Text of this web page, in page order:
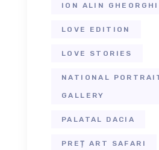
ION ALIN
LOVE EDITION
LOVE STORIES
NATIONAL
GALLERY
PALATAL DACIA
PREȚ ART SAFARI